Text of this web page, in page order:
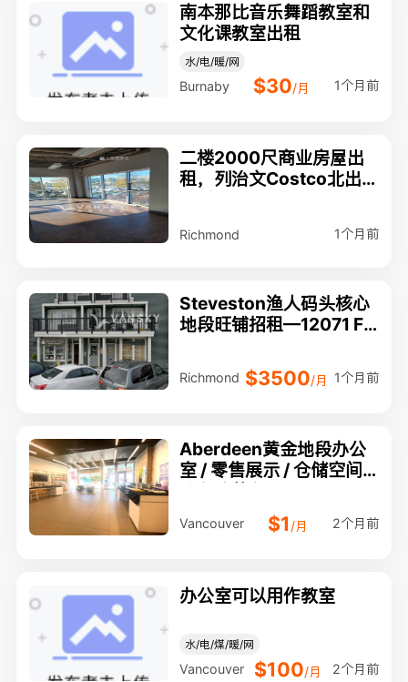
南本那比音乐舞蹈教室和
文化课教室出租
水/电/暖/网
Burnaby $30/月 1个月前
二楼2000尺商业房屋出
租，列治文Costco北出
Richmond 1个月前
Steveston渔人码头核心
地段旺铺招租—12071 Fir
Richmond $3500/月 1个月前
Aberdeen黄金地段办公
室 / 零售展示 / 仓储空间
Vancouver $1 /月 2个月前
办公室可以用作教室
水/电/煤/暖/网
Vancouver $100/月 2个月前